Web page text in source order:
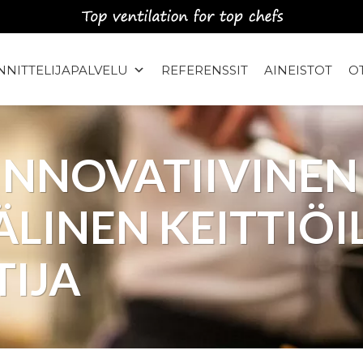
REFERENSSIT AINEISTOT